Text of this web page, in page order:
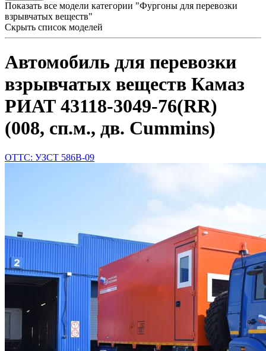
Показать все модели категории "Фургоны для перевозки
взрывчатых веществ"
Скрыть список моделей
Автомобиль для перевозки
взрывчатых веществ Камаз
РИАТ 43118-3049-76(RR)
(008, сп.м., дв. Cummins)
ОТТС: УЗСТ 586В-09